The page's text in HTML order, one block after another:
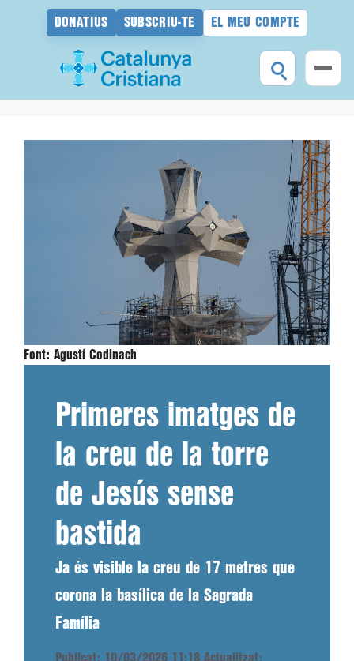
DONATIUS SUBSCRIU-TE EL MEU COMPTE
Font: Agustí Codinach
Primeres imatges de
la creu de la torre
de Jesús sense
bastida
Ja és visible la creu de 17 metres que
corona la basílica de la Sagrada
Família
Publicat: 10/03/2026 11:18 Actualitzat: